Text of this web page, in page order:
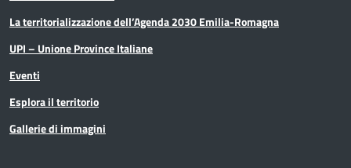
La territorializzazione dell’Agenda 2030 Emilia-Romagna
UPI – Unione Province Italiane
Eventi
Esplora il territorio
Gallerie di immagini